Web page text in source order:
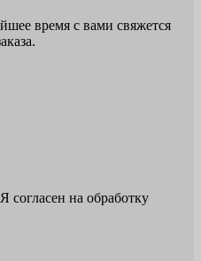
время с вами свяжется
Я согласен на обработку